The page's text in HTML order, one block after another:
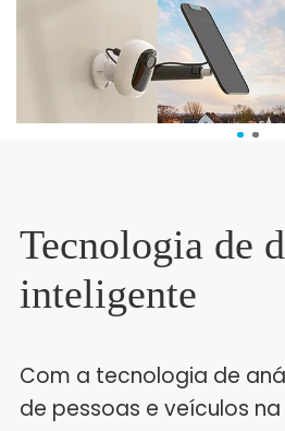
Tecnologia de
inteligente
Com a tecnologia de
de pessoas e veículos